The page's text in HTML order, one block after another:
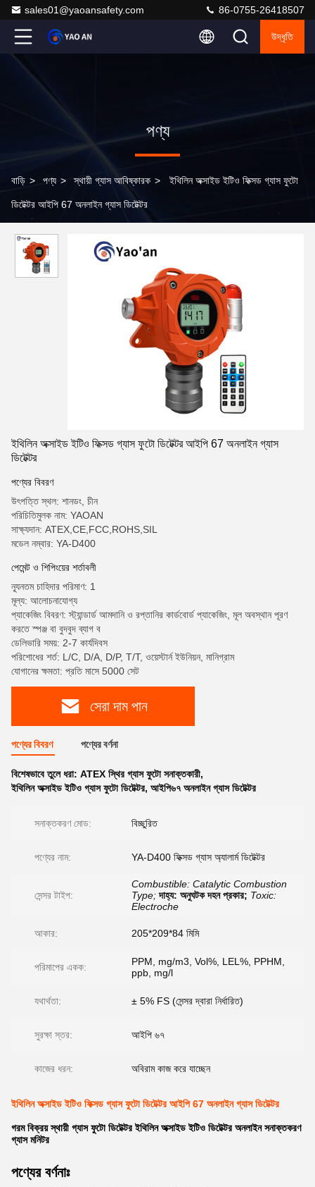
sales01@yaoansafety.com 86-0755-26418507
উদ্ধৃতি
পণ্য
বাড়ি > পণ্য > স্থায়ী গ্যাস আবিষ্কারক > ইথিলিন অক্সাইড ইটিও ফিক্সড গ্যাস ফুটো
ডিটেক্টর আইপি 67 অনলাইন গ্যাস ডিটেক্টর
ইথিলিন অক্সাইড ইটিও ফিক্সড গ্যাস ফুটো ডিটেক্টর আইপি 67 অনলাইন গ্যাস
ডিটেক্টর
পণ্যের বিবরণ
উৎপত্তি স্থল: শানডং, চীন
পরিচিতিমুলক নাম: YAOAN
সাক্ষ্যদান: ATEX,CE,FCC,ROHS,SIL
মডেল নম্বার: YA-D400
পেমেন্ট ও শিপিংয়ের শর্তাবলী
ন্যূনতম চাহিদার পরিমাণ: 1
মূল্য: আলোচনাযোগ্য
প্যাকেজিং বিবরণ: স্ট্যান্ডার্ড আমদানি ও রপ্তানির কার্ডবোর্ড প্যাকেজিং, মূল অবস্থান পূরণ
করতে স্পঞ্জ বা বুদবুদ ব্যাগ ব
ডেলিভারি সময়: 2-7 কার্যদিবস
পরিশোধের শর্ত: L/C, D/A, D/P, T/T, ওয়েস্টার্ন ইউনিয়ন, মানিগ্রাম
যোগানের ক্ষমতা: প্রতি মাসে 5000 সেট
সেরা দাম পান
পণ্যের বিবরণ পণ্যের বর্ণনা
বিশেষভাবে তুলে ধরা: ATEX স্থির গ্যাস ফুটো সনাক্তকারী,
ইথিলিন অক্সাইড ইটিও গ্যাস ফুটো ডিটেক্টর, আইপি৬৭ অনলাইন গ্যাস ডিটেক্টর
সনাক্তকরণ মোড: বিচ্ছুরিত
পণ্যের নাম: YA-D400 ফিক্সড গ্যাস অ্যালার্ম ডিটেক্টর
সেন্সর টাইপ:
Combustible: Catalytic Combustion
Type; দাহ্য: অনুঘটক দহন প্রকার; Toxic:
Electroche
আকার: 205*209*84 মিমি
পরিমাপের একক:
PPM, mg/m3, Vol%, LEL%, PPHM,
ppb, mg/l
যথার্থতা: ± 5% FS (সেন্সর দ্বারা নির্ধারিত)
সুরক্ষা স্তর: আইপি ৬৭
কাজের ধরন: অবিরাম কাজ করে যাচ্ছেন
ইথিলিন অক্সাইড ইটিও ফিক্সড গ্যাস ফুটো ডিটেক্টর আইপি 67 অনলাইন গ্যাস ডিটেক্টর
গরম বিক্রয় স্থায়ী গ্যাস ফুটো ডিটেক্টর ইথিলিন অক্সাইড ইটিও ডিটেক্টর অনলাইন সনাক্তকরণ
গ্যাস মনিটর
পণ্যের বর্ণনাঃ